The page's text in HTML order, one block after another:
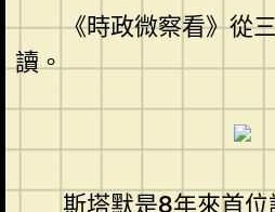
《時政微察看》從
讀。
斯塔默是8年來首位